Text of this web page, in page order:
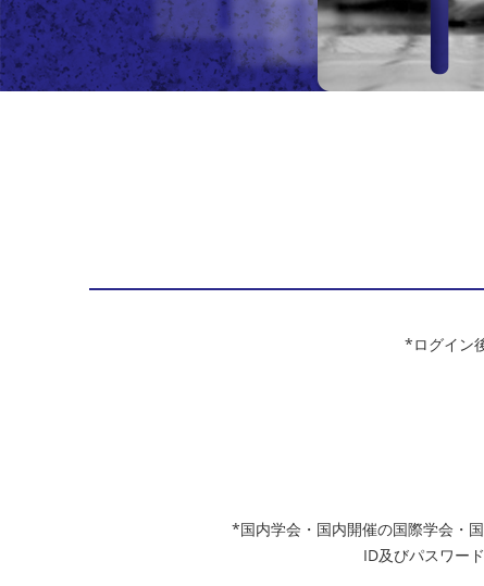
*ログイン
*国内学会・国内開催の国際学会・
ID及びパスワー